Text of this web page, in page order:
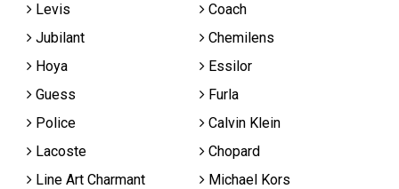
Levis
Coach
Jubilant
Chemilens
Hoya
Essilor
Guess
Furla
Police
Calvin Klein
Lacoste
Chopard
Line Art Charmant
Michael Kors